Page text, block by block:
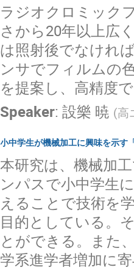
ラジオクロミック
さから20年以上広
は照射後でなけれ
ンサでフィルムの
を提案し、高精度
Speaker:設樂 暁 (高
小中学生が機械加工に興味を示す
本研究は、機械加
ンパスで小中学生
えることで技術を
目的としている。
とができる。また
学系進学者増加に